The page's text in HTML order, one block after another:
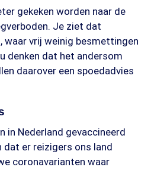
gekeken worden naar de
Je ziet dat
waar vrij weinig besmettingen
denken dat het andersom
daarover een spoedadvies
in Nederland gevaccineerd
dat er reizigers ons land
coronavarianten waar